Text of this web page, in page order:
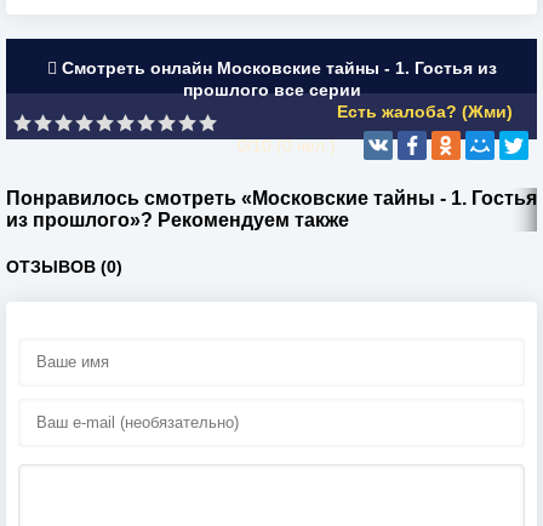
Смотреть онлайн Московские тайны - 1. Гостья из
прошлого все серии
Есть жалоба? (Жми)
0/10 (0чел.)
Понравилось смотреть «Московские тайны - 1. Гостья
из прошлого»? Рекомендуем также
ОТЗЫВОВ (0)